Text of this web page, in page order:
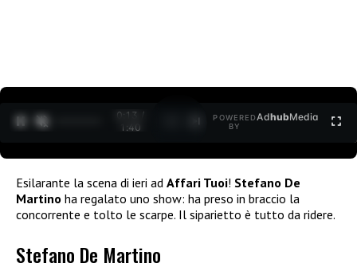
0:14 /
1:40
POWERED
BY
AdhubMedia
Esilarante la scena di ieri ad Affari Tuoi! Stefano De
Martino ha regalato uno show: ha preso in braccio la
concorrente e tolto le scarpe. Il siparietto è tutto da ridere.
Stefano De Martino